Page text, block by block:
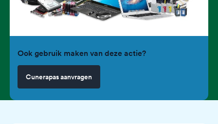
Ook gebruik maken van deze actie?
Cunerapas aanvragen